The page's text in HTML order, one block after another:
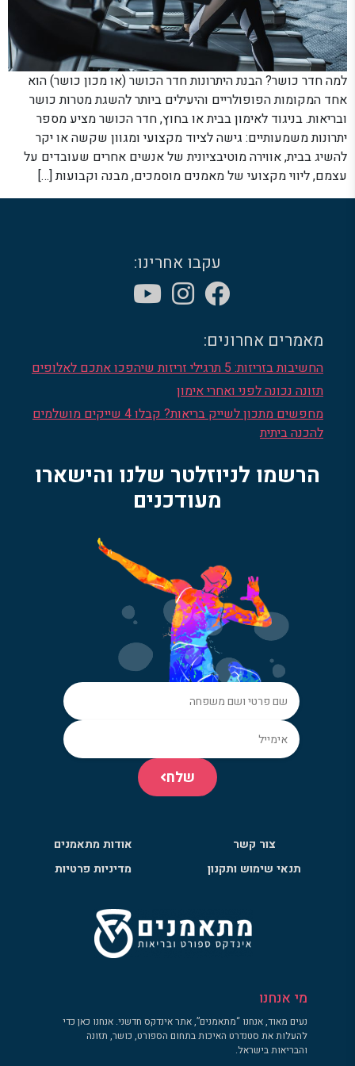
למה חדר כושר? הבנת היתרונות חדר הכושר (או מכון כושר) הוא
אחד המקומות הפופולריים והיעילים ביותר להשגת מטרות כושר
ובריאות. בניגוד לאימון בבית או בחוץ, חדר הכושר מציע מספר
יתרונות משמעותיים: גישה לציוד מקצועי ומגוון שקשה או יקר
להשיג בבית, אווירה מוטיבציונית של אנשים אחרים שעובדים על
עצמם, ליווי מקצועי של מאמנים מוסמכים, מבנה וקבועות […]
עקבו אחרינו:
מאמרים אחרונים:
החשיבות בזריזות: 5 תרגילי זריזות שיהפכו אתכם לאלופים
תזונה נכונה לפני ואחרי אימון
מחפשים מתכון לשייק בריאות? קבלו 4 שייקים מושלמים
להכנה ביתית
הרשמו לניוזלטר שלנו והישארו
מעודכנים
שלח
צור קשר
אודות מתאמנים
תנאי שימוש ותקנון
מדיניות פרטיות
מי אנחנו
נעים מאוד, אנחנו “מתאמנים”, אתר אינדקס חדשני. אנחנו כאן כדי
להעלות את סטנדרט האיכות בתחום הספורט, כושר, תזונה
והבריאות בישראל.